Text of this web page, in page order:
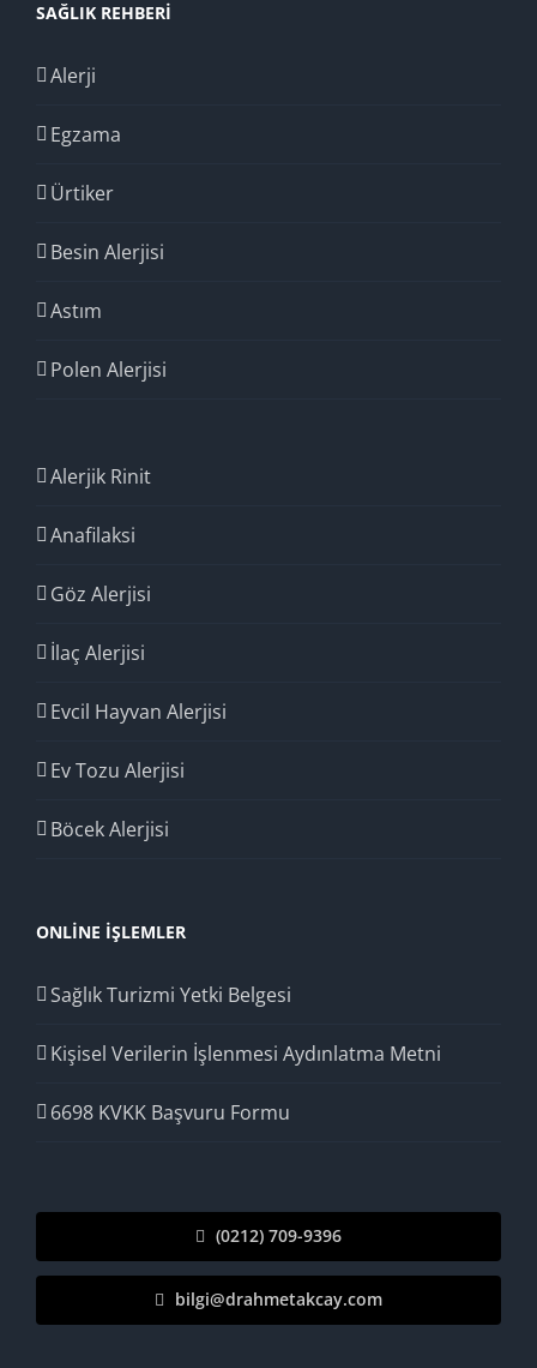
SAĞLIK REHBERI
Alerji
Egzama
Ürtiker
Besin Alerjisi
Astım
Polen Alerjisi
Alerjik Rinit
Anafilaksi
Göz Alerjisi
İlaç Alerjisi
Evcil Hayvan Alerjisi
Ev Tozu Alerjisi
Böcek Alerjisi
ONLINE İŞLEMLER
Sağlık Turizmi Yetki Belgesi
Kişisel Verilerin İşlenmesi Aydınlatma Metni
6698 KVKK Başvuru Formu
(0212) 709-9396
bilgi@drahmetakcay.com